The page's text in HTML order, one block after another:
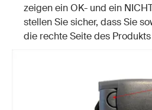
zeigen ein OK- und ein
stellen Sie sicher, dass Sie
die rechte Seite des